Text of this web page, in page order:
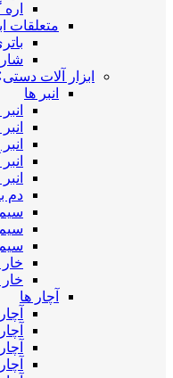
متعلقات
ابزار آلات دستی
انبر ها
دم
خار
آچار ها